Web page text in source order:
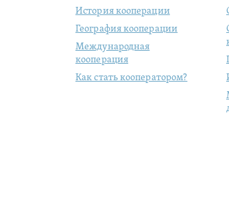
История кооперации
География кооперации
Международная
кооперация
Как стать кооператором?